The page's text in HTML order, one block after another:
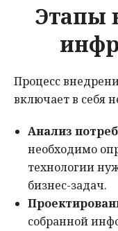
Этапы
Процесс
включает в себя
Анализ
необходимо
технологии
бизнес-задач.
собранной